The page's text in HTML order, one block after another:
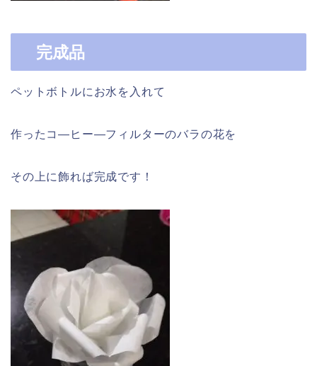
完成品
ペットボトルにお水を入れて
作ったコ―ヒー―フィルターのバラの花を
その上に飾れば完成です！